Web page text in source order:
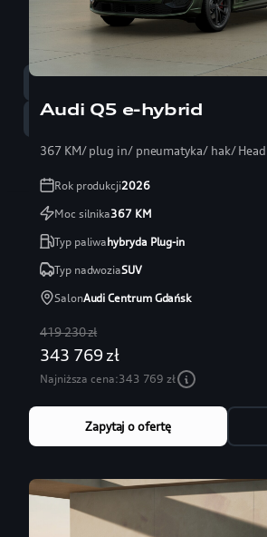
Jazda testowa
Serwis
Sprzedaż
Audi Q5 e-hybrid
367 KM/ plug in/ pneumatyka/ hak/ Head
Rok produkcji2026
Moc silnika367KM
Typ paliwahybryda Plug-in
Typ nadwoziaSUV
SalonAudi Centrum Gdańsk
419 230 zł
343 769 zł
Najniższa cena:343 769 zł
Zapytaj o ofertę